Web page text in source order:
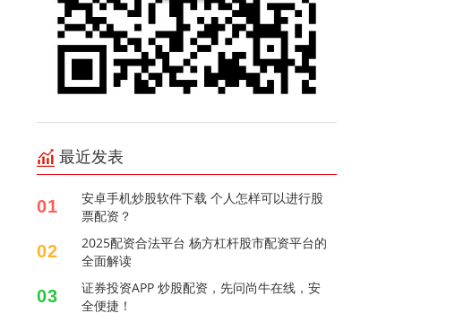
最近发表
01
安卓手机炒股软件下载 个人怎样可以进行股
票配资？
02
2025配资合法平台 杨方杠杆股市配资平台的
全面解读
03
证券投资APP 炒股配资，先问尚牛在线，安
全便捷！